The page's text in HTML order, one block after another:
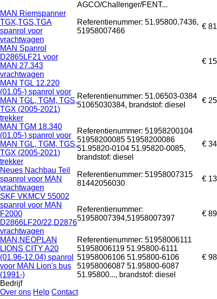
AGCO/Challenger/FENT...
MAN Riemspanner
TGX,TGS,TGA
spanrol voor
vrachtwagen
Referentienummer: 51.95800.7436,
51958007466
€ 81
MAN Spanrol
D2865LF21 voor
MAN 27.343
vrachtwagen
€
MAN TGL 12.220
(01.05-) spanrol voor
MAN TGL, TGM, TGS,
TGX (2005-2021)
trekker
Referentienummer: 51.06503-0384
51065030384, brandstof: diesel
€ 25
MAN TGM 18.340
(01.05-) spanrol voor
MAN TGL, TGM, TGS,
TGX (2005-2021)
trekker
Referentienummer: 51958200104
51958200085 51958200086
51.95820-0104 51.95820-0085,
brandstof: diesel
€
Neues Nachbau Teil
spanrol voor MAN
vrachtwagen
Referentienummer: 51958007315
81442056030
€
SKF VKMCV 55002
spanrol voor MAN
F2000
D2866LF20/22,D2876
vrachtwagen
Referentienummer:
51958007394,51958007397
€ 89
MAN,NEOPLAN
LIONS CITY A20
(01.96-12.04) spanrol
voor MAN Lion's bus
(1991-)
Referentienummer: 51958006111
51958006119 51.95800-6111
51958006106 51.95800-6106
51958006087 51.95800-6087
51.95800..., brandstof: diesel
€
Bedrijf
Over ons Help Contact